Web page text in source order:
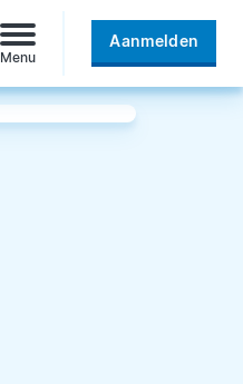
Menu
Aanmelden